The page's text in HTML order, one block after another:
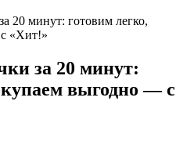
20 минут: готовим легко,
«Хит!»
за 20 минут:
выгодно — с